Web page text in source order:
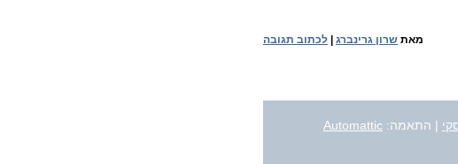
מאת שרון גרינברג לכתוב תגובה
| התאמה: Automattic